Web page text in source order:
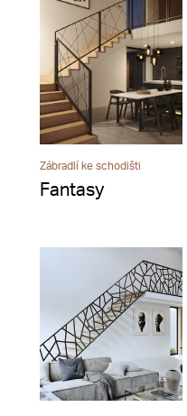
Zábradlí ke schodišti
Fantasy